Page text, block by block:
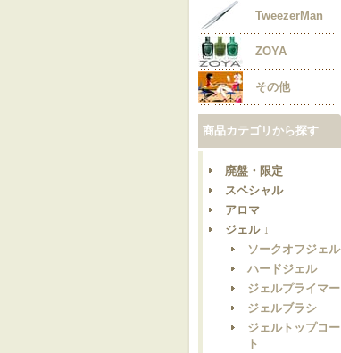
TweezerMan
ZOYA
その他
商品カテゴリから探す
廃盤・限定
スペシャル
アロマ
ジェル ↓
ソークオフジェル
ハードジェル
ジェルプライマー
ジェルブラシ
ジェルトップコー
ト